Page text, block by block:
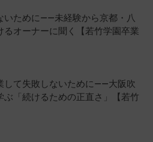
いために——未経験から京都・八
オーナーに聞く【若竹学園卒業
して失敗しないために——大阪吹
「続けるための正直さ」【若竹